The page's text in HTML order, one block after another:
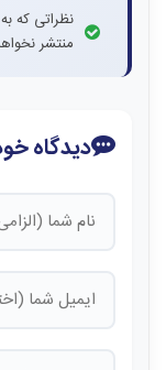
نظراتی که
منتشر
دیدگاه